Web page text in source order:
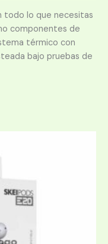
todo lo que necesitas
componentes de
térmico con
bajo pruebas de